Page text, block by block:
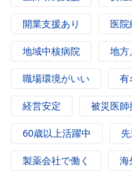
開業支援あり 医院
地域中核病院 地方
職場環境がいい 有
経営安定 被災医師
60歳以上活躍中
製薬会社で働く 海